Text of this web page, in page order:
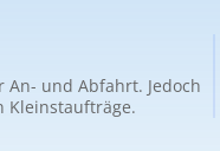
und Abfahrt. Jedoch
Kleinstaufträge.